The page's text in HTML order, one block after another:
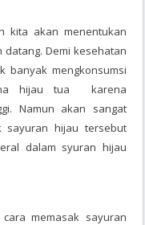
kita akan menentukan
Demi kesehatan
banyak mengkonsumsi
hijau tua karena
Namun akan sangat
sayuran hijau tersebut
dalam syuran hijau
memasak sayuran